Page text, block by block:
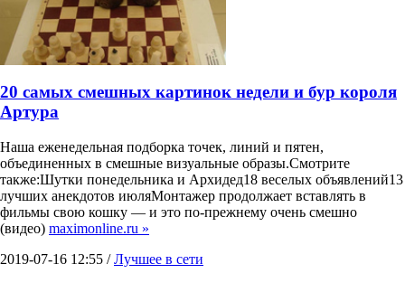
20 самых смешных картинок недели и бур короля
Артура
Наша еженедельная подборка точек, линий и пятен,
объединенных в смешные визуальные образы.Смотрите
также:Шутки понедельника и Архидед18 веселых объявлений13
лучших анекдотов июляМонтажер продолжает вставлять в
фильмы свою кошку — и это по-прежнему очень смешно
(видео) maximonline.ru »
2019-07-16 12:55 /Лучшее в сети